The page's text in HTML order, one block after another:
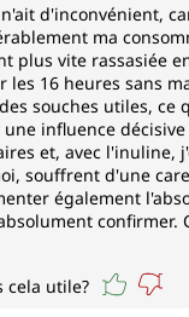
d'inconvénient,
ma
vite rassasiée
16 heures sans
souches utiles, ce
influence
et, avec
souffrent d'une
également
cela utile?